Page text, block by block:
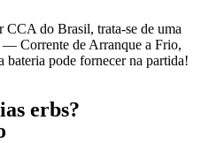
CCA do Brasil, trata-se de uma
Corrente de Arranque a Frio,
bateria pode fornecer na partida!
erbs?